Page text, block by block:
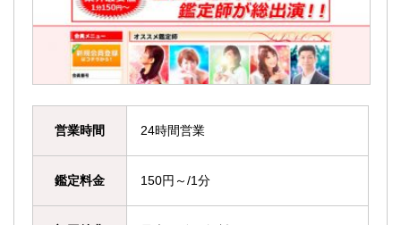
営業時間 24時間営業
鑑定料金 150円～/1分